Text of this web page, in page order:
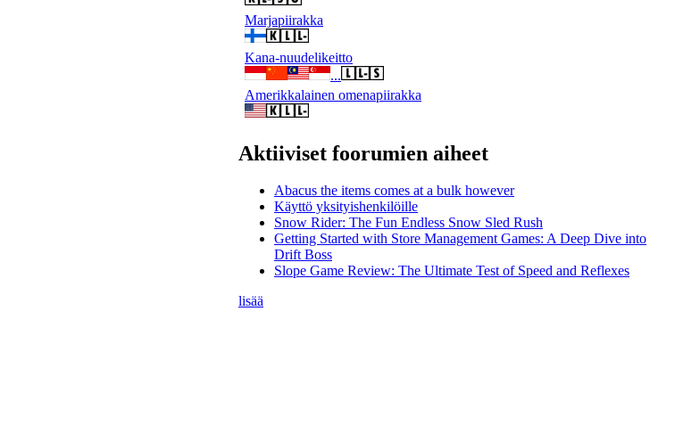
Marjapiirakka
Kana-nuudelikeitto
...
Amerikkalainen omenapiirakka
Aktiiviset foorumien aiheet
Abacus the items comes at a bulk however
Käyttö yksityishenkilöille
Snow Rider: The Fun Endless Snow Sled Rush
Getting Started with Store Management Games: A Deep Dive into
Drift Boss
Slope Game Review: The Ultimate Test of Speed and Reflexes
lisää